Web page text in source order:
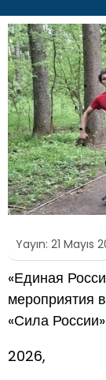
Yayın: 21 Mayıs
«Единая
мероприятия
«Сила России»
2026,